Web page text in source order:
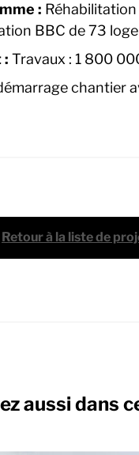
:
BBC de 73
:Travaux : 1 800
chantier
Retour à la liste de
aussi dans